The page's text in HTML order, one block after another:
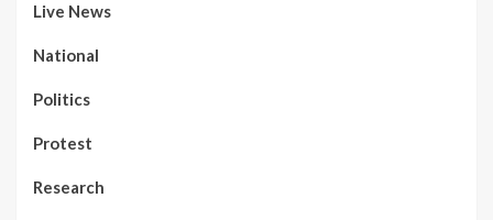
Live News
National
Politics
Protest
Research